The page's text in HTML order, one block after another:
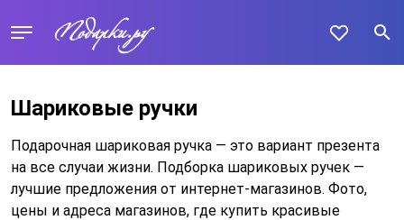
Шариковые ручки
Подарочная шариковая ручка — это вариант презента
на все случаи жизни. Подборка шариковых ручек —
лучшие предложения от интернет-магазинов. Фото,
цены и адреса магазинов, где купить красивые